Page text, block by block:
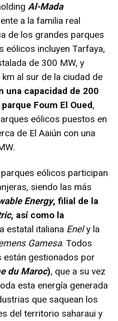
Al-Mada
a la familia real
de los grandes parques
eólicos incluyen Tarfaya,
de 300 MW, y
al sur de la ciudad de
una capacidad de 200
Foum El Oued,
eólicos puestos en
de El Aaiún con una
eólicos participan
siendo las más
Energy, filial de la
, así como la
estatal italiana Enely la
Gamesa. Todos
gestionados por
du Maroc), que a su vez
esta energía generada
que saquean los
del territorio saharaui y